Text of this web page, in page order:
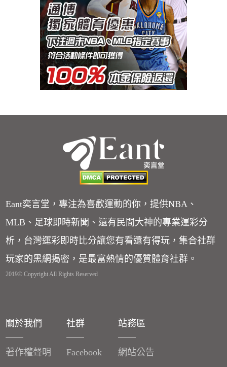
Eant奕言堂，專注為喜歡運動的你，提供NBA、
MLB、足球即時新聞、還有民間大神的專業運彩分
析，台灣運彩即時比分讓您有看還有得玩，集合社群
玩家的黑網揭密，是最富熱情的優質體育社群。
2019© Copyright All Rights Reserved
關於我們
著作權聲明
社群
Facebook
站務區
網站公告